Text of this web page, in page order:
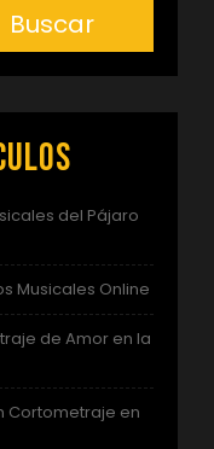
Buscar
del Pájaro
Musicales Online
de Amor en la
Cortometraje en